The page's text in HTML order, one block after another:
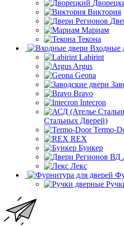
Виктория
Мариам
Текона
Входные
Labirint
Argus
Geona
Bravo
Intecron
Стальных Дверей)
Termo-
REX
Бункер
Лекс